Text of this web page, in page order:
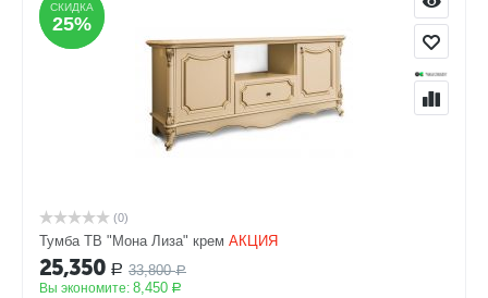
СКИДКА
25%
СКИДКА
25%
(0)
Тумба ТВ "Мона Лиза" крем АКЦИЯ
25,350 Р 33,800 Р
Вы экономите: 8,450 Р